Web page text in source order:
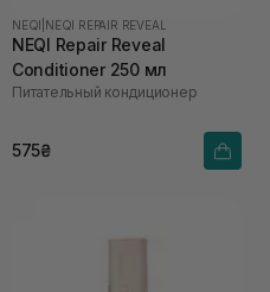
NEQI NEQI REPAIR REVEAL
NEQI Repair Reveal
Conditioner 250 мл
Питательный кондиционер
575₴